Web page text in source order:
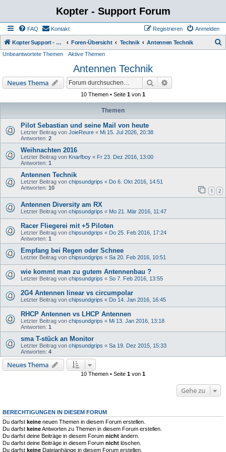
Kopter - Support Forum
FAQ Kontakt Anmelden
Registrieren
Kopter Support - von Anwendern für Anwender. Foren-Übersicht Technik Antennen Technik
Unbeantwortete Themen Aktive Themen
Antennen Technik
Neues Thema Suche
10 Themen • Seite 1 von 1
Themen
Pilot Sebastian und seine Mail von heute
Letzter Beitrag von JoieReure « Mi 15. Jul 2026, 20:38
Antworten: 2
Weihnachten 2016
Letzter Beitrag von Knarfboy « Fr 23. Dez 2016, 13:00
Antworten: 1
Antennen Technik
Letzter Beitrag von chipsundgrips « Do 6. Okt 2016, 14:51
Antworten: 10 1 2
Antennen Diversity am RX
Letzter Beitrag von chipsundgrips « Mo 21. Mär 2016, 11:47
Racer Fliegerei mit +5 Piloten
Letzter Beitrag von chipsundgrips « Do 25. Feb 2016, 17:24
Antworten: 1
Empfang bei Regen oder Schnee
Letzter Beitrag von chipsundgrips « Sa 20. Feb 2016, 10:51
wie kommt man zu gutem Antennenbau ?
Letzter Beitrag von chipsundgrips « So 7. Feb 2016, 13:55
2G4 Antennen linear vs circumpolar
Letzter Beitrag von chipsundgrips « Do 14. Jan 2016, 16:45
RHCP Antennen vs LHCP Antennen
Letzter Beitrag von chipsundgrips « Mi 13. Jan 2016, 13:18
Antworten: 1
sma T-stück an Monitor
Letzter Beitrag von chipsundgrips « Sa 19. Dez 2015, 15:33
Antworten: 4
Neues Thema
10 Themen • Seite 1 von 1
Gehe zu
BERECHTIGUNGEN IN DIESEM FORUM
Du darfst keine neuen Themen in diesem Forum erstellen.
Du darfst keineAntworten zu Themen in diesem Forum erstellen.
Du darfst deine Beiträge in diesem Forum nicht ändern.
Du darfst deine Beiträge in diesem Forum nicht löschen.
Du darfst keine Dateianhänge in diesem Forum erstellen.